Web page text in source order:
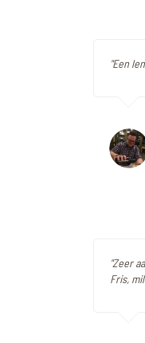
"Een
"Zeer
Fris,